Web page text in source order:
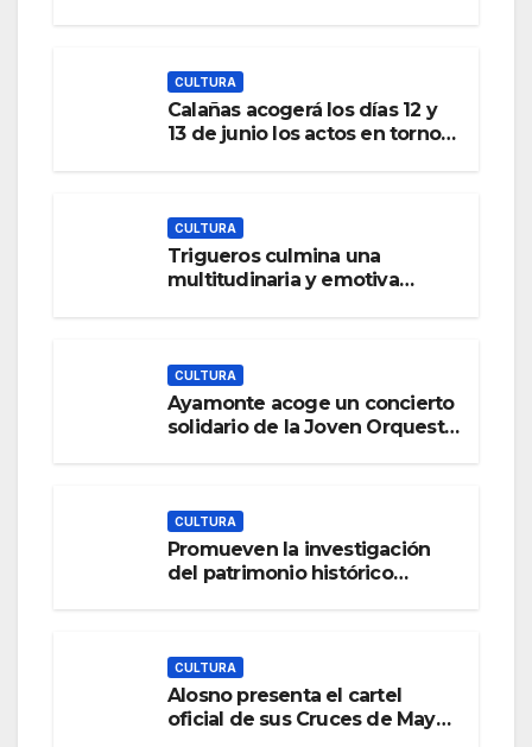
CULTURA
Calañas acogerá los días 12 y
13 de junio los actos en torno a
CULTURA
Trigueros culmina una
multitudinaria y emotiva
CULTURA
Ayamonte acoge un concierto
solidario de la Joven Orquesta
CULTURA
Promueven la investigación
del patrimonio histórico
CULTURA
Alosno presenta el cartel
oficial de sus Cruces de Mayo,